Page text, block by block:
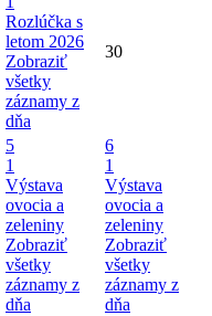
Rozlúčka s
letom 2026
Zobraziť
všetky
záznamy z
dňa
30
5
1
Výstava
ovocia a
zeleniny
Zobraziť
všetky
záznamy z
dňa
6
1
Výstava
ovocia a
zeleniny
Zobraziť
všetky
záznamy z
dňa